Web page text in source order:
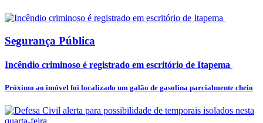
Segurança Pública
Incêndio criminoso é registrado em escritório de Itapema
Próximo ao imóvel foi localizado um galão de gasolina parcialmente cheio